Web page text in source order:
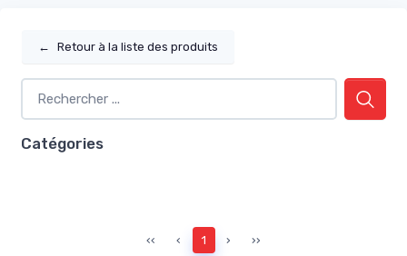
← Retour à la liste des produits
Catégories
‹‹ ‹ 1 › ››